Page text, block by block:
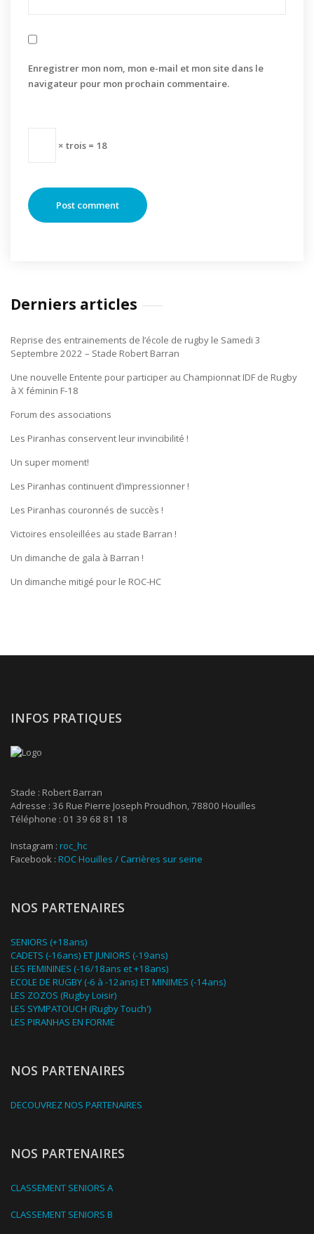
Enregistrer mon nom, mon e-mail et mon site dans le
navigateur pour mon prochain commentaire.
× trois = 18
Derniers articles
Reprise des entrainements de l’école de rugby le Samedi 3
Septembre 2022 – Stade Robert Barran
Une nouvelle Entente pour participer au Championnat IDF de Rugby
à X féminin F-18
Forum des associations
Les Piranhas conservent leur invincibilité !
Un super moment!
Les Piranhas continuent d’impressionner !
Les Piranhas couronnés de succès !
Victoires ensoleillées au stade Barran !
Un dimanche de gala à Barran !
Un dimanche mitigé pour le ROC-HC
INFOS PRATIQUES
Stade : Robert Barran
Adresse : 36 Rue Pierre Joseph Proudhon, 78800 Houilles
Téléphone : 01 39 68 81 18
Instagram : roc_hc
Facebook : ROC Houilles / Carrières sur seine
NOS PARTENAIRES
SENIORS (+18ans)
CADETS (-16ans) ET JUNIORS (-19ans)
LES FEMININES (-16/18ans et +18ans)
ECOLE DE RUGBY (-6 à -12ans) ET MINIMES (-14ans)
LES ZOZOS (Rugby Loisir)
LES SYMPATOUCH (Rugby Touch')
LES PIRANHAS EN FORME
NOS PARTENAIRES
DECOUVREZ NOS PARTENAIRES
NOS PARTENAIRES
CLASSEMENT SENIORS A
CLASSEMENT SENIORS B